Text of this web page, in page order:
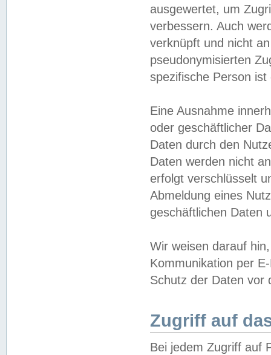
ausgewertet, um
verbessern. Auch
verknüpft und nicht
pseudonymisierten
spezifische Person
Eine Ausnahme
oder geschäftlicher
Daten durch den
Daten werden nicht
erfolgt verschlüsselt
Abmeldung eines
geschäftlichen Daten
Wir weisen darauf
Kommunikation per
Schutz der Daten vor
Zugriff auf
Bei jedem Zugriff auf